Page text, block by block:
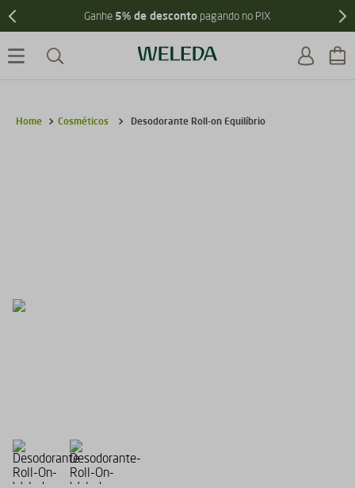
Ganhe 5% de desconto pagando no PIX
Cosméticos Desodorante Roll-on Equilíbrio